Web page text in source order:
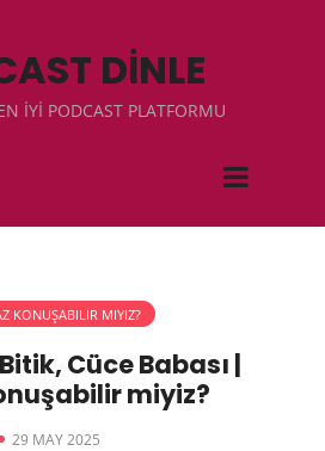
DİNLE
İYİ PODCAST PLATFORMU
KONUŞABILIR MIYIZ?
Cüce Babası |
miyiz?
29 MAY 2025